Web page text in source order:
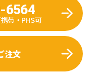
6564
帯・PHS可
注文